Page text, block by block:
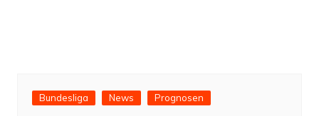
Bundesliga News Prognosen